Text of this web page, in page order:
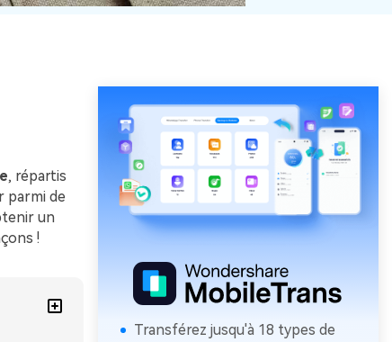
, répartis
parmi de
un
!
Transférez jusqu'à 18 types de